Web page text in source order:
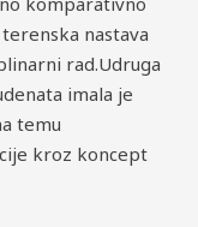
nastava
rad.Udruga
imala je
temu
kroz koncept